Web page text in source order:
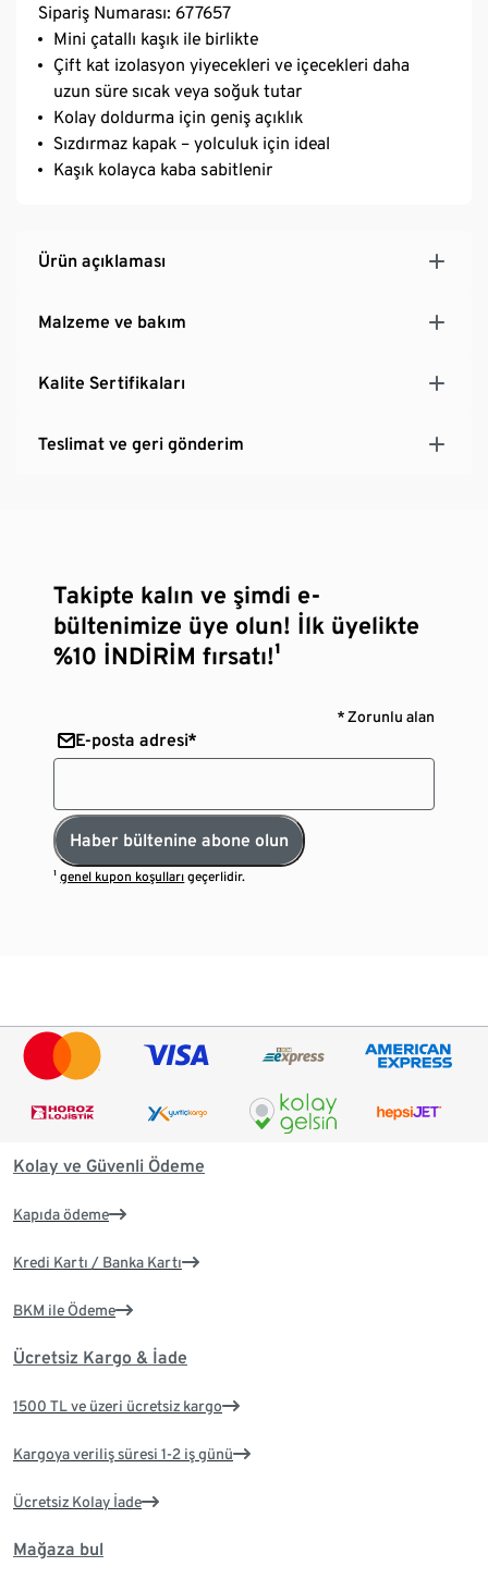
Sipariş Numarası: 677657
Mini çatallı kaşık ile birlikte
Çift kat izolasyon yiyecekleri ve içecekleri daha
uzun süre sıcak veya soğuk tutar
Kolay doldurma için geniş açıklık
Sızdırmaz kapak – yolculuk için ideal
Kaşık kolayca kaba sabitlenir
Ürün açıklaması
Malzeme ve bakım
Kalite Sertifikaları
Teslimat ve geri gönderim
Takipte kalın ve şimdi e-
bültenimize üye olun! İlk üyelikte
%10 İNDİRİM fırsatı!¹
* Zorunlu alan
E-posta adresi*
Haber bültenine abone olun
¹genel kupon koşulları geçerlidir.
Kolay ve Güvenli Ödeme
Kapıda ödeme
Kredi Kartı / Banka Kartı
BKM ile Ödeme
Ücretsiz Kargo & İade
1500 TL ve üzeri ücretsiz kargo
Kargoya veriliş süresi 1-2 iş günü
Ücretsiz Kolay İade
Mağaza bul